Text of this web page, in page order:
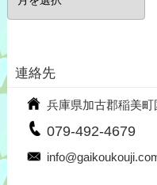
去
連絡先
兵庫県加古郡稲美町
079-492-4679